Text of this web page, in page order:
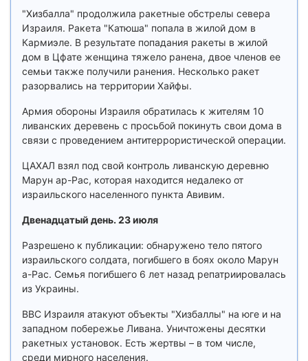
"Хизбалла" продолжила ракетные обстрелы севера
Израиля. Ракета "Катюша" попала в жилой дом в
Кармиэле. В результате попадания ракеты в жилой
дом в Цфате женщина тяжело ранена, двое членов ее
семьи также получили ранения. Несколько ракет
разорвались на территории Хайфы.
Армия обороны Израиля обратилась к жителям 10
ливанских деревень с просьбой покинуть свои дома в
связи с проведением антитеррористической операции.
ЦАХАЛ взял под свой контроль ливанскую деревню
Марун ар-Рас, которая находится недалеко от
израильского населенного пункта Авивим.
Двенадцатый день. 23 июля
Разрешено к публикации: обнаружено тело пятого
израильского солдата, погибшего в боях около Марун
а-Рас. Семья погибшего 6 лет назад репатриировалась
из Украины.
ВВС Израиля атакуют объекты "Хизбаллы" на юге и на
западном побережье Ливана. Уничтожены десятки
ракетных установок. Есть жертвы – в том числе,
среди мирного населения.